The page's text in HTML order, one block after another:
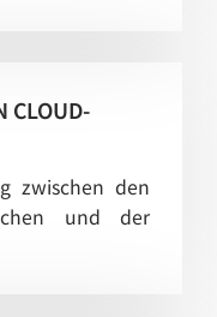
CLOUD-
zwischen den
und der